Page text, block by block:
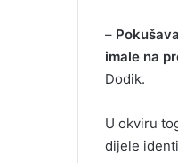
–
imale na
Dodik.
U okviru
dijele